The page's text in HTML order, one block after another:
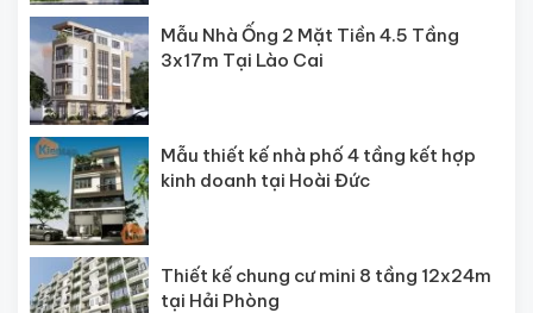
Mẫu Nhà Ống 2 Mặt Tiền 4.5 Tầng
3x17m Tại Lào Cai
Mẫu thiết kế nhà phố 4 tầng kết hợp
kinh doanh tại Hoài Đức
Thiết kế chung cư mini 8 tầng 12x24m
tại Hải Phòng